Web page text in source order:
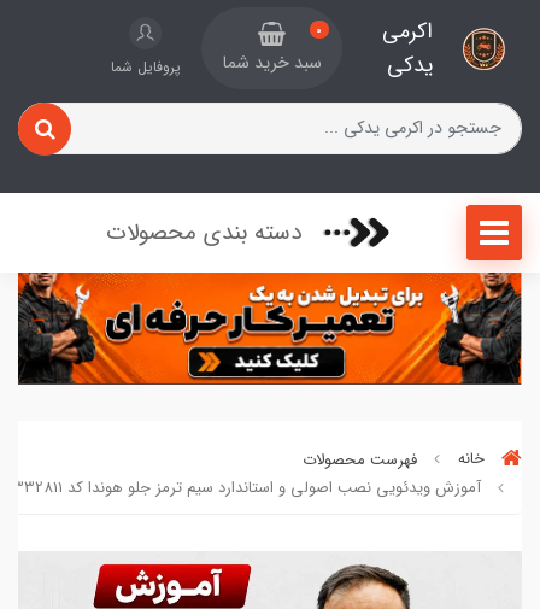
اکرمی
یدکی
0
سبد خرید شما پروفایل شما
دسته بندی محصولات
خانه
فهرست محصولات
آموزش ویدئویی نصب اصولی و استاندارد سیم ترمز جلو هوندا کد 332811